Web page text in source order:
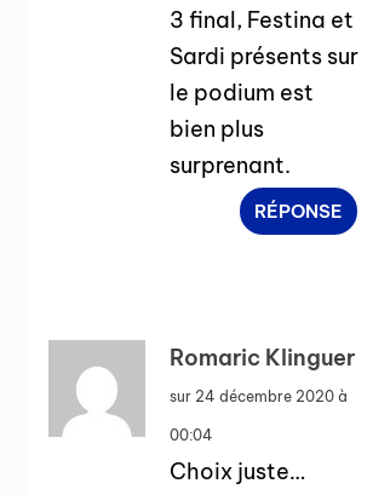
3 final, Festina et
Sardi présents sur
le podium est
bien plus
surprenant.
RÉPONSE
Romaric Klinguer
sur 24 décembre 2020 à
00:04
Choix juste…